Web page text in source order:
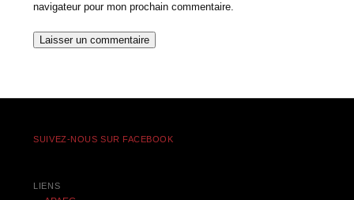
navigateur pour mon prochain commentaire.
SUIVEZ-NOUS SUR FACEBOOK
LIENS